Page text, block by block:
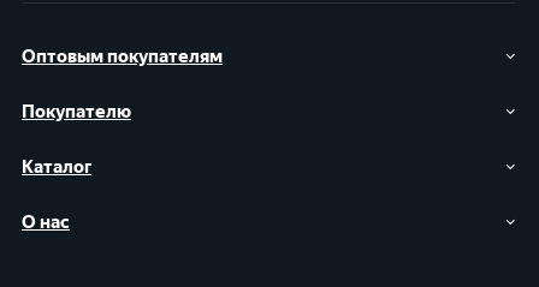
Оптовым покупателям
Покупателю
Каталог
О нас